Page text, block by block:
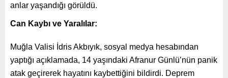
anlar yaşandığı görüldü.
Can Kaybı ve Yaralılar:
Muğla Valisi İdris Akbıyık, sosyal medya hesabından
yaptığı açıklamada, 14 yaşındaki Afranur Günlü’nün panik
atak geçirerek hayatını kaybettiğini bildirdi. Deprem